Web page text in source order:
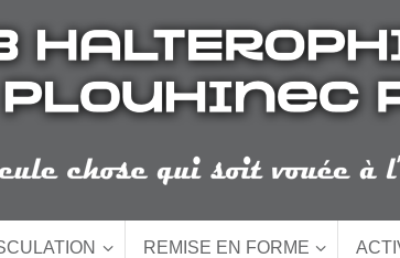
REMISE EN FORME